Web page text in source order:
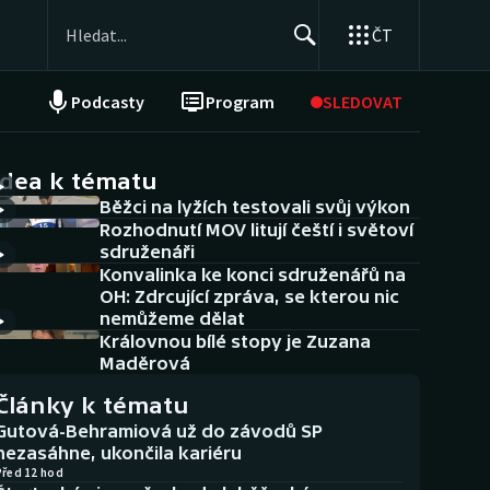
ČT
Podcasty Program SLEDOVAT
NEPŘEHLÉDNĚTE
Historické návraty
Aplikace ČT sport
AZ kvíz
k tématu
Běžci na lyžích testovali svůj výkon
Rozhodnutí MOV litují čeští i světoví
sdruženáři
Konvalinka ke konci sdruženářů na
OH: Zdrcující zpráva, se kterou nic
nemůžeme dělat
Královnou bílé stopy je Zuzana
Maděrová
k tématu
Behramiová už do závodů SP
ukončila kariéru
12 hod